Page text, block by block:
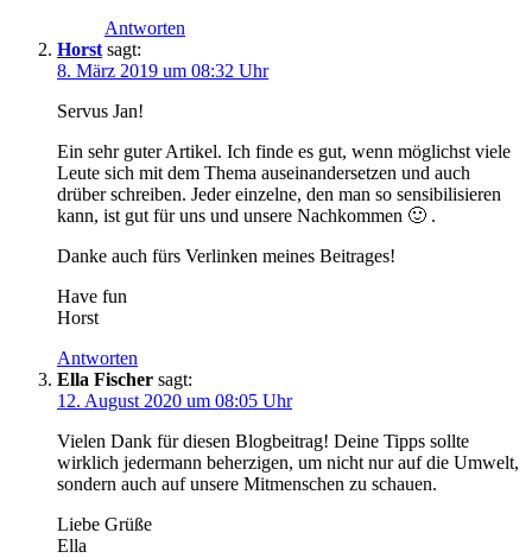
Antworten
Horst sagt:
8. März 2019 um 08:32 Uhr
Servus Jan!
Ein sehr guter Artikel. Ich finde es gut, wenn möglichst viele
Leute sich mit dem Thema auseinandersetzen und auch
drüber schreiben. Jeder einzelne, den man so sensibilisieren
kann, ist gut für uns und unsere Nachkommen 🙂 .
Danke auch fürs Verlinken meines Beitrages!
Have fun
Horst
Antworten
Ella Fischer sagt:
12. August 2020 um 08:05 Uhr
Vielen Dank für diesen Blogbeitrag! Deine Tipps sollte
wirklich jedermann beherzigen, um nicht nur auf die Umwelt,
sondern auch auf unsere Mitmenschen zu schauen.
Liebe Grüße
Ella